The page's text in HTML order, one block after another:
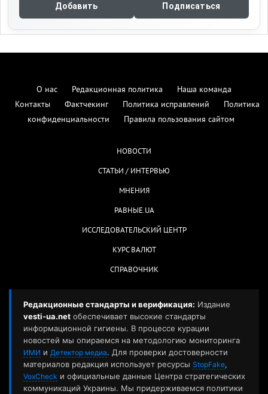
Добавить Подписаться
О нас Редакционная политика
Наша команда
Контакты
Фактчекинг Политика исправлений
Политика
конфиденциальности
Правила пользования сайтом
НОВОСТИ
СТАТЬИ / ИНТЕРВЬЮ
МНЕНИЯ
РАВНЫЕ.UA
ИССЛЕДОВАТЕЛЬСКИЙ ЦЕНТР
КУРС ВАЛЮТ
СПРАВОЧНИК
Редакционные стандарты и верификация: Издание
vesti-ua.net обеспечивает высокие стандарты
информационной гигиены. В процессе курации
новостей мы опираемся на методологию мониторинга
ИМИ и Детектор медиа. Для проверки достоверности
материалов редакция использует ресурсы StopFake,
VoxCheck и официальные данные Центра стратегических
коммуникаций Украины. Мы придерживаемся политики